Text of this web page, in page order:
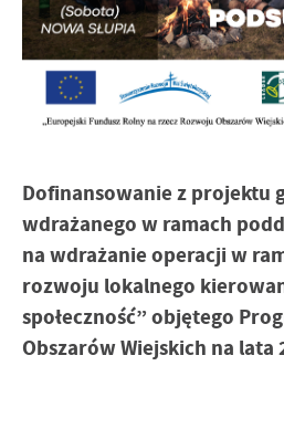
Dofinansowanie z projektu
wdrażanego w ramach
na wdrażanie operacji w
rozwoju lokalnego
społeczność” objętego
Obszarów Wiejskich na lata